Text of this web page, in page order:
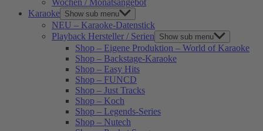
Karaoke Show sub menu
NEU – Karaoke-Datenstick
Playback Hersteller / Serien
Show sub menu
Shop – Eigene Produktion – World of Karaoke
Shop – Backstage-Karaoke
Shop – Easy Hits
Shop – FUNCD
Shop – Just Tracks
Shop – Koch
Shop – Legends-Series
Shop – Nutech